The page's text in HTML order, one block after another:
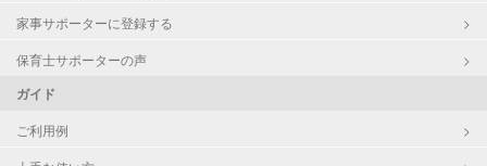
家事サポーターに登録する
保育士サポーターの声
ガイド
ご利用例